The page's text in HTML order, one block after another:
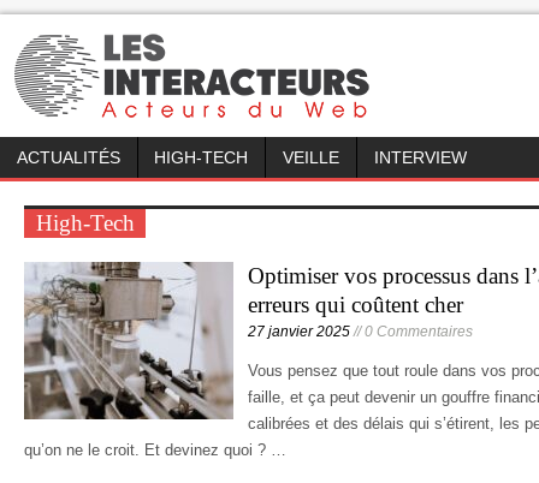
ACTUALITÉS HIGH-TECH VEILLE INTERVIEW
High-Tech
Optimiser vos processus dans
erreurs qui coûtent cher
27 janvier 2025// 0 Commentaires
Vous pensez que tout roule dans vos
faille, et ça peut devenir un gouffre
calibrées et des délais qui s’étirent, les
qu’on ne le croit. Et devinez quoi ? …